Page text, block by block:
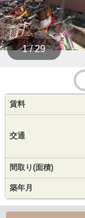
1 / 29
賃料
交通
間取り(面積)
築年月